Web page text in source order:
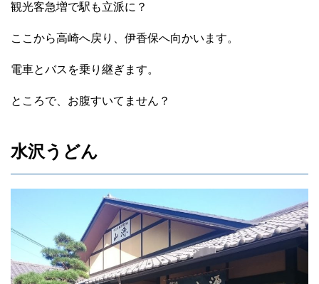
観光客急増で駅も立派に？
ここから高崎へ戻り、伊香保へ向かいます。
電車とバスを乗り継ぎます。
ところで、お腹すいてません？
水沢うどん